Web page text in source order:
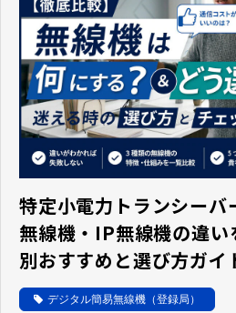
特定小電力トランシーバ
無線機・IP無線機の違い
別おすすめと選び方ガイ
デジタル簡易無線機（登録局）